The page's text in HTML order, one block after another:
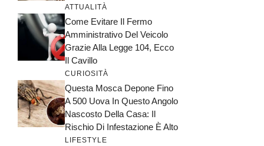
ATTUALITÀ
Come Evitare Il Fermo
Amministrativo Del Veicolo
Grazie Alla Legge 104, Ecco
Il Cavillo
CURIOSITÀ
Questa Mosca Depone Fino
A 500 Uova In Questo Angolo
Nascosto Della Casa: Il
Rischio Di Infestazione È Alto
LIFESTYLE